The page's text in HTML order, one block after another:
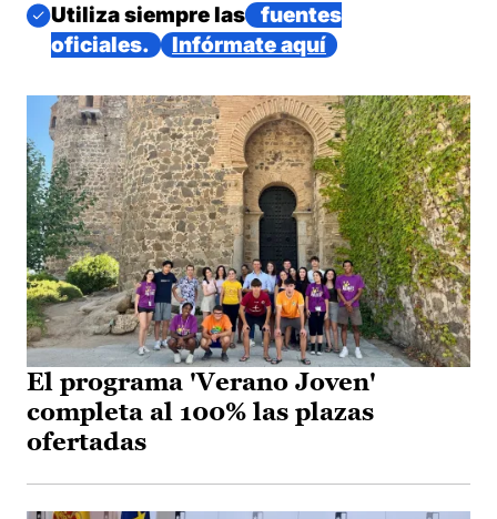
Imagen
Utiliza siempre las
fuentes
oficiales.
Infórmate aquí
El programa 'Verano Joven'
completa al 100% las plazas
ofertadas